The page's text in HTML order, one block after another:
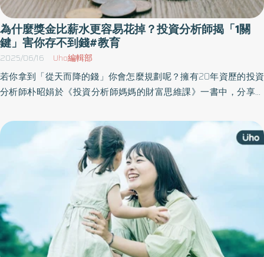
為什麼獎金比薪水更容易花掉？投資分析師揭「1關
鍵」害你存不到錢#教育
2025/06/16 Uho編輯部
若你拿到「從天而降的錢」你會怎麼規劃呢？擁有20年資歷的投資
分析師朴昭娟於《投資分析師媽媽的財富思維課》一書中，分享一
己多年來的股票及房地產實戰經驗，帶領讀者規劃自己的錢財。以
下為原書摘文：